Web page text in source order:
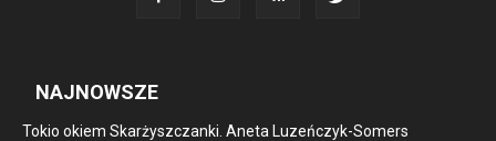
NAJNOWSZE
Tokio okiem Skarżyszczanki. Aneta Luzeńczyk-Somers